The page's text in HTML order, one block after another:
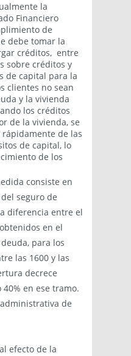
la
Financiero
de
debe tomar la
créditos, entre
sobre créditos y
de capital para la
clientes no sean
y la vivienda
los créditos
de la vivienda, se
de las
de capital, lo
de los
consiste en
seguro de
diferencia entre el
en el
para los
las 1600 y las
decrece
en ese tramo.
de
efecto de la